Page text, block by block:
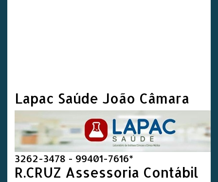
Lapac Saúde João Câmara
3262-3478 - 99401-7616*
R.CRUZ Assessoria Contábil